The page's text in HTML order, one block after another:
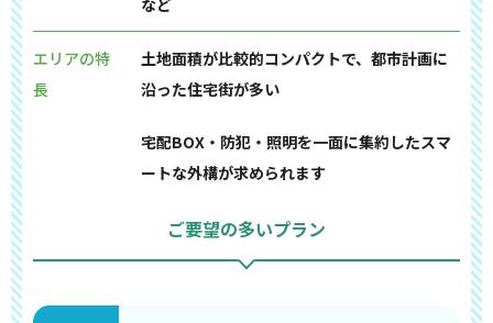
など
エリアの特
長
土地面積が比較的コンパクトで、都市計画に
沿った住宅街が多い
宅配BOX・防犯・照明を一面に集約したスマ
ートな外構が求められます
ご要望の多いプラン